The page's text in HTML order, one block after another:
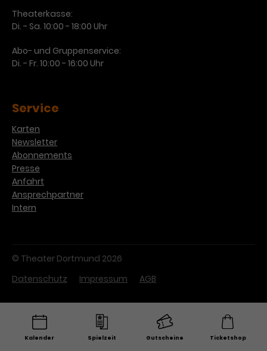
Theaterkasse:
Di. - Sa. 10:00 - 18:00 Uhr
Abo- und Gruppenservice:
Di. - Fr. 10:00 - 16:00 Uhr
Service
Karten
Newsletter
Abonnements
Presse
Anfahrt
Ansprechpartner
Intern
© Theater Dortmund 2026
Datenschutz
Impressum AGB
Kalender Spielzeit Gutscheine Ticketshop